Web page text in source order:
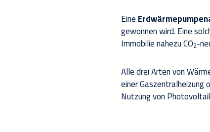
Eine
gewonnen wird.Eine
Immobilie nahezu CO2-
Alledrei Arten von
einerGaszentralheizung
Nutzung von